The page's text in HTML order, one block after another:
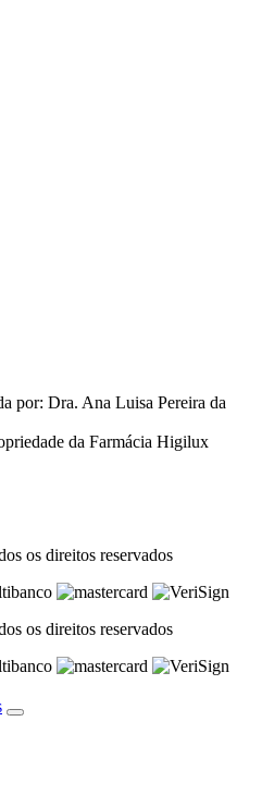
por: Dra. Ana Luisa Pereira da
da Farmácia Higilux
os direitos reservados
os direitos reservados